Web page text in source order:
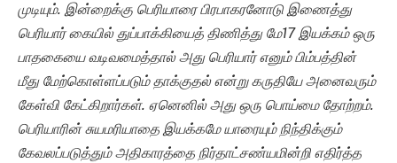
முடியும். இன்றைக்கு பெரியாரை பிரபாகரனோடு இணைத்து
பெரியார் கையில் துப்பாக்கியைத் திணித்து மே17 இயக்கம் ஒரு
பாதகையை வடிவமைத்தால் அது பெரியார் எனும் பிம்பத்தின்
மீது மேற்கொள்ளப்படும் தாக்குதல் என்று கருதியே அனைவரும்
கேள்வி கேட்கிறார்கள். ஏனெனில் அது ஒரு பொய்மை தோற்றம்.
பெரியாரின் சுயமரியாதை இயக்கமே யாரையும் நிந்திக்கும்
கேவலப்படுத்தும் அதிகாரத்தை நிர்தாட்சண்யமின்றி எதிர்த்த